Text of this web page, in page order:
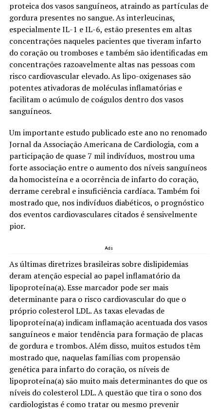
proteica dos vasos sanguíneos, atraindo as partículas de
gordura presentes no sangue. As interleucinas,
especialmente IL-1 e IL-6, estão presentes em altas
concentrações naqueles pacientes que tiveram infarto
do coração ou tromboses e também são identificadas em
concentrações razoavelmente altas nas pessoas com
risco cardiovascular elevado. As lipo-oxigenases são
potentes ativadoras de moléculas inflamatórias e
facilitam o acúmulo de coágulos dentro dos vasos
sanguíneos.
Um importante estudo publicado este ano no renomado
Jornal da Associação Americana de Cardiologia, com a
participação de quase 7 mil indivíduos, mostrou uma
forte associação entre o aumento dos níveis sanguíneos
da homocisteína e a ocorrência de infarto do coração,
derrame cerebral e insuficiência cardíaca. Também foi
mostrado que, nos indivíduos diabéticos, o prognóstico
dos eventos cardiovasculares citados é sensivelmente
pior.
Ads
As últimas diretrizes brasileiras sobre dislipidemias
deram atenção especial ao papel inflamatório da
lipoproteína(a). Esse marcador pode ser mais
determinante para o risco cardiovascular do que o
próprio colesterol LDL. As taxas elevadas de
lipoproteína(a) indicam inflamação acentuada dos vasos
sanguíneos e maior tendência para formação de placas
de gordura e trombos. Além disso, muitos estudos têm
mostrado que, naquelas famílias com propensão
genética para infarto do coração, os níveis de
lipoproteína(a) são muito mais determinantes do que os
níveis do colesterol LDL. A questão que tira o sono dos
cardiologistas é como tratar ou mesmo prevenir